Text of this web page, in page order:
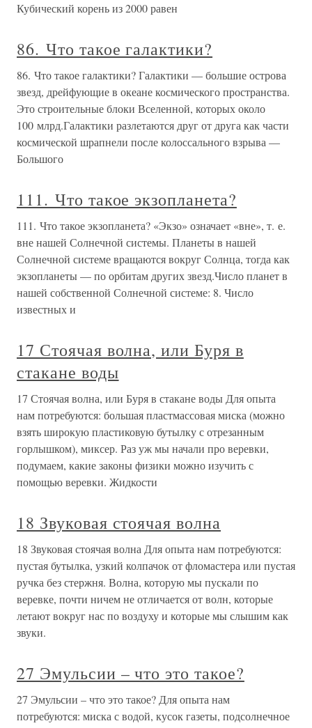
Кубический корень из 2000 равен
86. Что такое галактики?
86. Что такое галактики? Галактики — большие острова
звезд, дрейфующие в океане космического пространства.
Это строительные блоки Вселенной, которых около
100 млрд.Галактики разлетаются друг от друга как части
космической шрапнели после колоссального взрыва —
Большого
111. Что такое экзопланета?
111. Что такое экзопланета? «Экзо» означает «вне», т. е.
вне нашей Солнечной системы. Планеты в нашей
Солнечной системе вращаются вокруг Солнца, тогда как
экзопланеты — по орбитам других звезд.Число планет в
нашей собственной Солнечной системе: 8. Число
известных и
17 Стоячая волна, или Буря в
стакане воды
17 Стоячая волна, или Буря в стакане воды Для опыта
нам потребуются: большая пластмассовая миска (можно
взять широкую пластиковую бутылку с отрезанным
горлышком), миксер. Раз уж мы начали про веревки,
подумаем, какие законы физики можно изучить с
помощью веревки. Жидкости
18 Звуковая стоячая волна
18 Звуковая стоячая волна Для опыта нам потребуются:
пустая бутылка, узкий колпачок от фломастера или пустая
ручка без стержня. Волна, которую мы пускали по
веревке, почти ничем не отличается от волн, которые
летают вокруг нас по воздуху и которые мы слышим как
звуки.
27 Эмульсии – что это такое?
27 Эмульсии – что это такое? Для опыта нам
потребуются: миска с водой, кусок газеты, подсолнечное